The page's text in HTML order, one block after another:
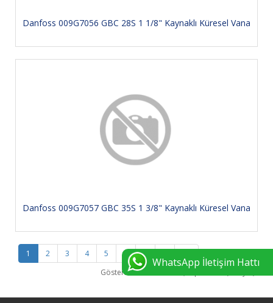
Danfoss 009G7056 GBC 28S 1 1/8" Kaynaklı Küresel Vana
Danfoss 009G7057 GBC 35S 1 3/8" Kaynaklı Küresel Vana
1 2 3 4 5 6 7
Gösterilen: 1 ile 15 arası, toplam: 99 (7 Sayfa)
WhatsApp İletişim Hattı